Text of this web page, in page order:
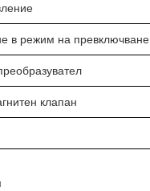
в режим на превключване
клапан